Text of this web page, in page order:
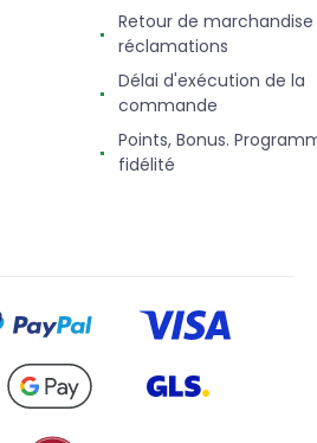
Retour de
réclamations
Délai d'exécution de la
commande
Points, Bonus.
fidélité